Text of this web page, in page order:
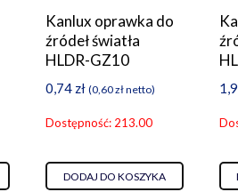
Kanlux oprawka do
źródeł światła
HLDR-GZ10
0,74 zł (0,60złnetto)
Dostępność: 213.00
DODAJ DO KOSZYKA